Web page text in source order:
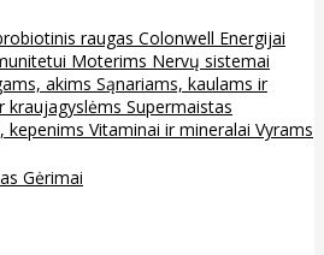
raugas Colonwell Energijai
Moterims Nervų sistemai
akims Sąnariams, kaulams ir
kraujagyslėms Supermaistas
kepenims Vitaminai ir mineralai Vyrams
Gėrimai